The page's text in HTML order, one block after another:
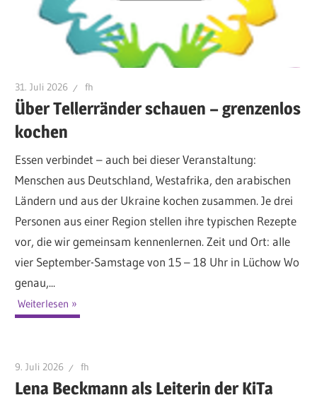
31. Juli 2026 fh
Über Tellerränder schauen – grenzenlos
kochen
Essen verbindet – auch bei dieser Veranstaltung:
Menschen aus Deutschland, Westafrika, den arabischen
Ländern und aus der Ukraine kochen zusammen. Je drei
Personen aus einer Region stellen ihre typischen Rezepte
vor, die wir gemeinsam kennenlernen. Zeit und Ort: alle
vier September-Samstage von 15 – 18 Uhr in Lüchow Wo
genau,...
Weiterlesen
9. Juli 2026 fh
Lena Beckmann als Leiterin der KiTa